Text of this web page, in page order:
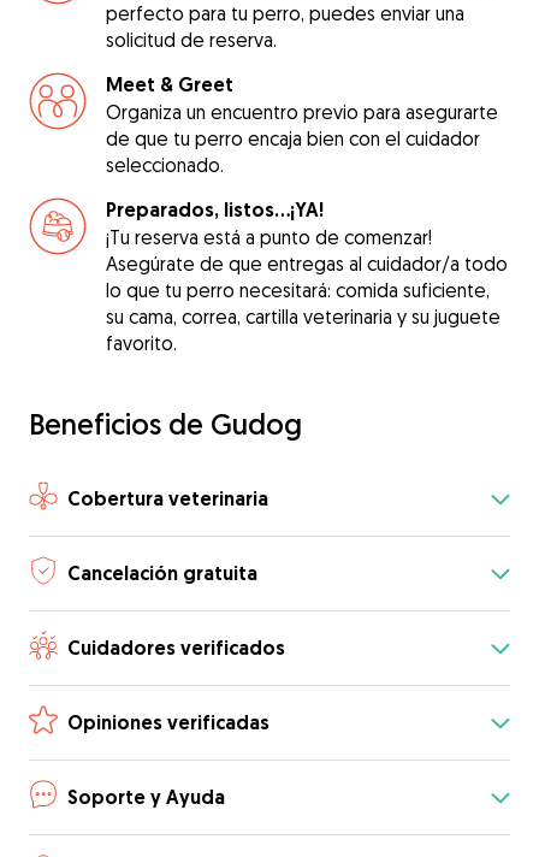
perfecto para tu perro, puedes enviar una
solicitud de reserva.
Meet & Greet
Organiza un encuentro previo para asegurarte
de que tu perro encaja bien con el cuidador
seleccionado.
Preparados, listos...¡YA!
¡Tu reserva está a punto de comenzar!
Asegúrate de que entregas al cuidador/a todo
lo que tu perro necesitará: comida suficiente,
su cama, correa, cartilla veterinaria y su juguete
favorito.
Beneficios de Gudog
Cobertura veterinaria
Cancelación gratuita
Cuidadores verificados
Opiniones verificadas
Soporte y Ayuda